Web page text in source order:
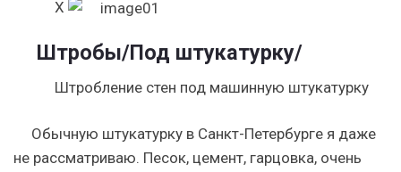
X
Штробы/Под штукатурку/
Штробление стен под машинную штукатурку
Обычную штукатурку в Санкт-Петербурге я даже
не рассматриваю. Песок, цемент, гарцовка, очень